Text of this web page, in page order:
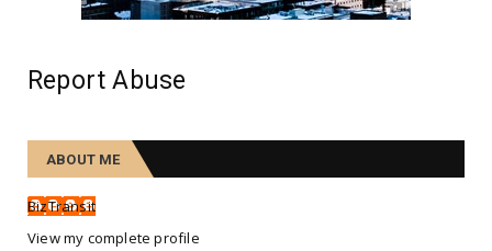
Report Abuse
ABOUT ME
BizTransit
View my complete profile